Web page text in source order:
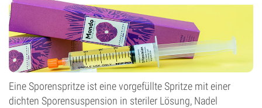
Eine Sporenspritze ist eine vorgefüllte Spritze mit einer
dichten Sporensuspension in steriler Lösung, Nadel